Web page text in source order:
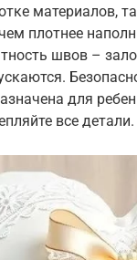
материалов,
плотнее
швов –
для
все детали.